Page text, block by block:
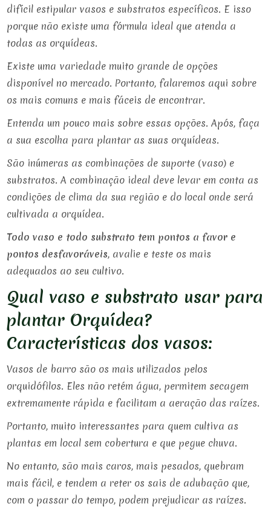
difícil estipular vasos e substratos específicos. E isso
porque não existe uma fórmula ideal que atenda a
todas as orquídeas.
Existe uma variedade muito grande de opções
disponível no mercado. Portanto, falaremos aqui sobre
os mais comuns e mais fáceis de encontrar.
Entenda um pouco mais sobre essas opções. Após, faça
a sua escolha para plantar as suas orquídeas.
São inúmeras as combinações de suporte (vaso) e
substratos. A combinação ideal deve levar em conta as
condições de clima da sua região e do local onde será
cultivada a orquídea.
Todo vaso e todo substrato tem pontos a favor e
pontos desfavoráveis, avalie e teste os mais
adequados ao seu cultivo.
Qual vaso e substrato usar para
plantar Orquídea?
Características dos vasos:
Vasos de barro são os mais utilizados pelos
orquidófilos. Eles não retém água, permitem secagem
extremamente rápida e facilitam a aeração das raízes.
Portanto, muito interessantes para quem cultiva as
plantas em local sem cobertura e que pegue chuva.
No entanto, são mais caros, mais pesados, quebram
mais fácil, e tendem a reter os sais de adubação que,
com o passar do tempo, podem prejudicar as raízes.